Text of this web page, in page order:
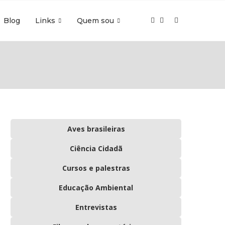
Blog Links Quem sou
Aves brasileiras
Ciência Cidadã
Cursos e palestras
Educação Ambiental
Entrevistas